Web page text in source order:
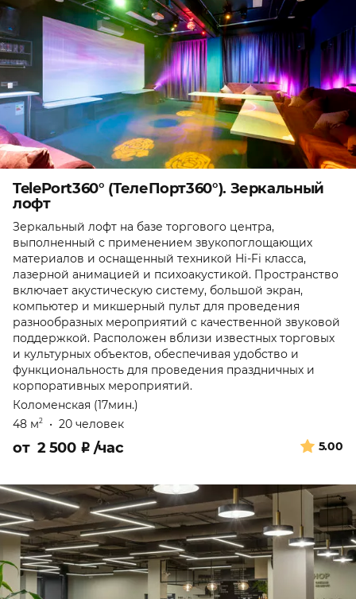
TelePort360° (ТелеПорт360°). Зеркальный
лофт
Зеркальный лофт на базе торгового центра,
выполненный с применением звукопоглощающих
материалов и оснащенный техникой Hi-Fi класса,
лазерной анимацией и психоакустикой. Пространство
включает акустическую систему, большой экран,
компьютер и микшерный пульт для проведения
разнообразных мероприятий с качественной звуковой
поддержкой. Расположен вблизи известных торговых
и культурных объектов, обеспечивая удобство и
функциональность для проведения праздничных и
корпоративных мероприятий.
Коломенская (17мин.)
48 м2 • 20 человек
5.00
от 2 500 ₽ /час